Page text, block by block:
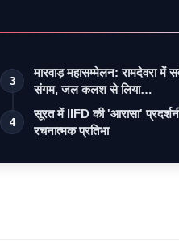
3
मारवाड़ महासम्मेलन: रामदेवरा में
संगम, जल कलश से लिया…
4
सूरत में IIFD की 'आरासा' प्रदर्शनी
रचनात्मक प्रतिभा